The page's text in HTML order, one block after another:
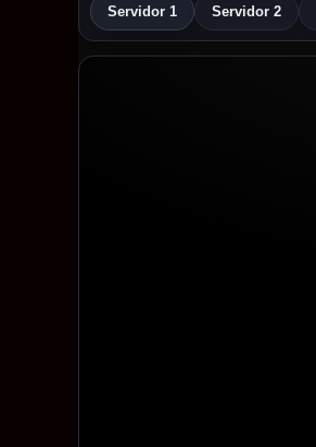
Servidor 1 Servidor 2